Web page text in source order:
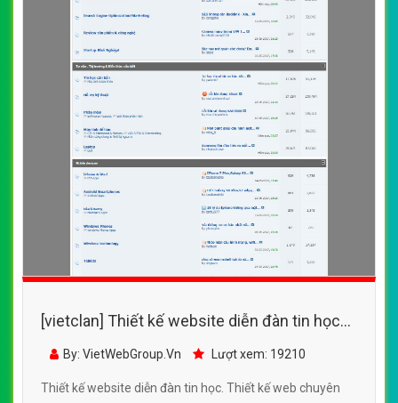
[vietclan] Thiết kế website diễn đàn tin học
đẹp, chuyên nghiệp chuẩn SEO
By: VietWebGroup.Vn Lượt xem: 19210
Thiết kế website diễn đàn tin học. Thiết kế web chuyên